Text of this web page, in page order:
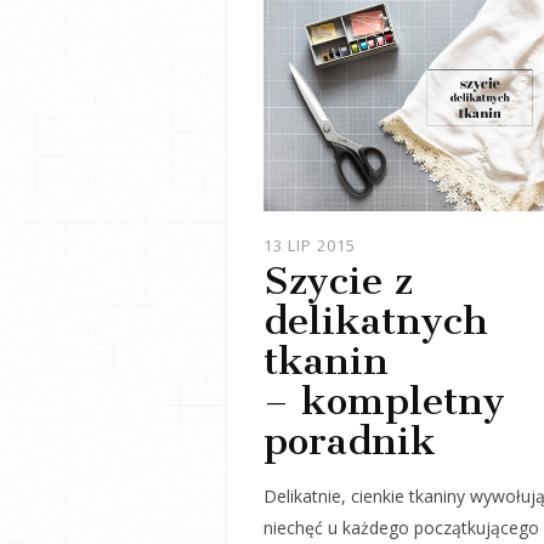
13 LIP 2015
Szycie z
delikatnych
tkanin
– kompletny
poradnik
Delikatnie, cienkie tkaniny wywołują
niechęć u każdego początkującego